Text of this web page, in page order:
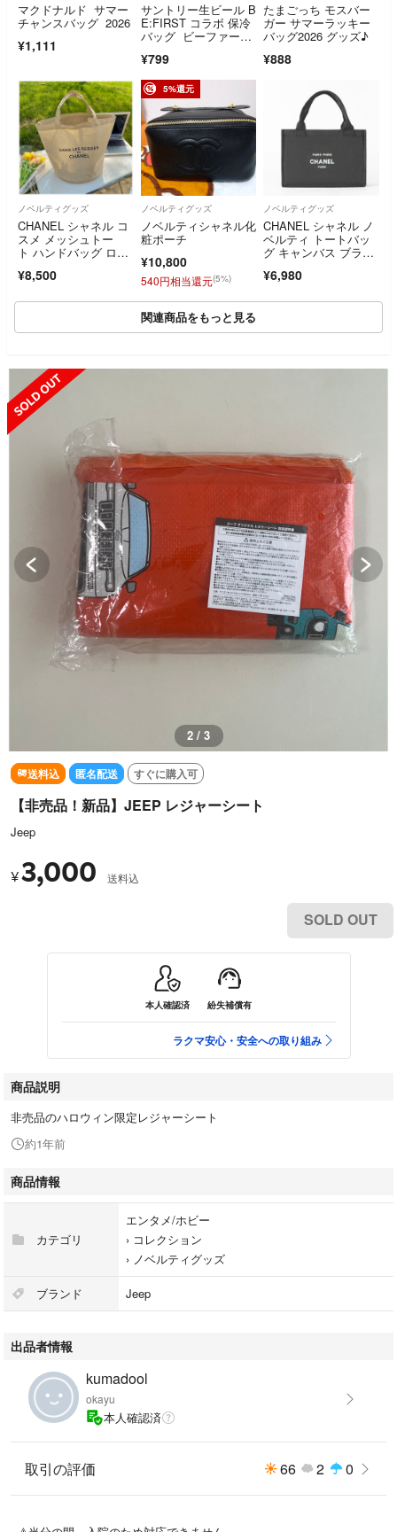
マクドナルド サマー
チャンスバッグ 2026
¥1,111
サントリー生ビール B
E:FIRST コラボ 保冷
バッグ ビーファース
¥799
たまごっち モスバー
ガー サマーラッキー
バッグ2026 グッズ♪
¥888
ノベルティグッズ
CHANEL シャネル コ
スメ メッシュトー
ト ハンドバッグ ロ
¥8,500
5%還元
ノベルティグッズ
ノベルティシャネル化
粧ポーチ
¥10,800
540円相当還元(5%)
ノベルティグッズ
CHANEL シャネル ノ
ベルティ トートバッ
グ キャンバス ブラッ
¥6,980
関連商品をもっと見る
3 / 3
送料込 匿名配送 すぐに購入可
【非売品！新品】JEEP レジャーシート
Jeep
¥3,000 送料込
SOLD OUT
本人確認済 紛失補償有
ラクマ安心・安全への取り組み
商品説明
非売品のハロウィン限定レジャーシート
約1年前
商品情報
カテゴリ
エンタメ/ホビー
› コレクション
› ノベルティグッズ
ブランド Jeep
出品者情報
kumadool
okayu
本人確認済
取引の評価 66 2 0